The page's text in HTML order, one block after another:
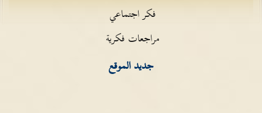
فكر اجتماعي
مراجعات فكرية
جديد الموقع